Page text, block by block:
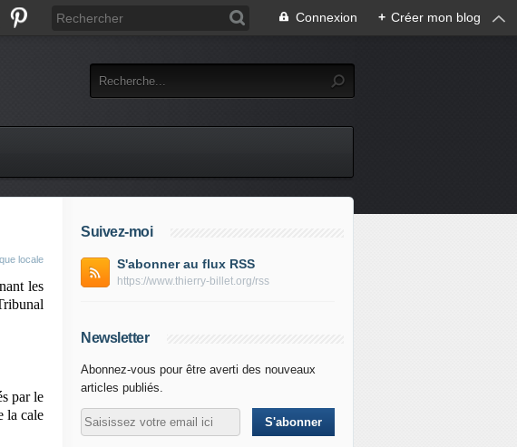
Connexion + Créer mon blog
locale
les
par le
la cale
Suivez-moi
S'abonner au flux RSS
https://www.thierry-billet.org/rss
Newsletter
Abonnez-vous pour être averti des nouveaux
articles publiés.